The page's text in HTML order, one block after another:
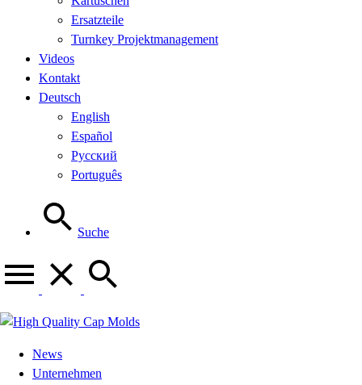
Ersatzteile
Turnkey Projektmanagement
Videos
Kontakt
Deutsch
English
Español
Русский
Português
Suche
News
Unternehmen